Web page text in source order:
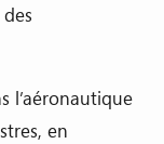
l’aéronautique
en